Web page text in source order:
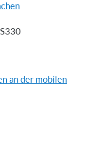
an der mobilen